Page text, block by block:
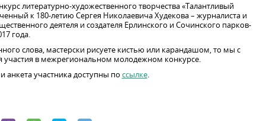
литературно-художественного творчества «Талантливый
к 180-летию Сергея Николаевича Худекова – журналиста и
деятеля и создателя Ерлинского и Сочинского парков-
года.
слова, мастерски рисуете кистью или карандашом, то мы с
в межрегиональном молодежном конкурсе.
участника доступны по ссылке.